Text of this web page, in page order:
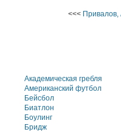
<<< Привалов,
Академическая гребля
Американский футбол
Бейсбол
Биатлон
Боулинг
Бридж